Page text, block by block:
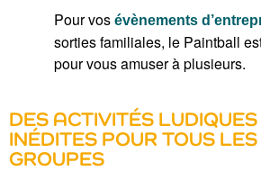
Pour vos évènements
sorties familiales, le Paintball
pour vous amuser à plusieurs.
DES ACTIVITÉS
INÉDITES POUR TOUS
GROUPES